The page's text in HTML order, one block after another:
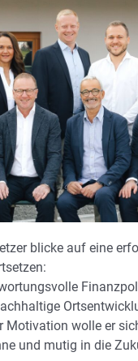
blicke auf eine
Motivation wolle er
und mutig in die